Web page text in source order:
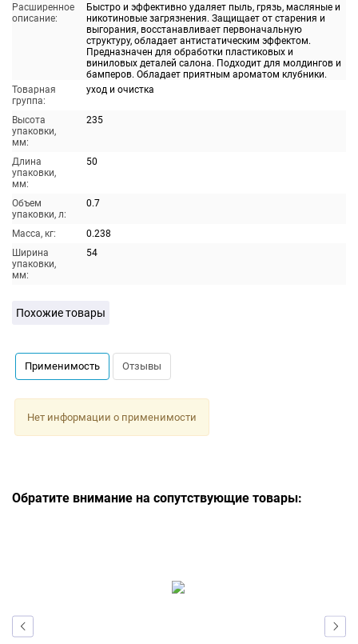
Расширенное
описание:
Быстро и эффективно удаляет пыль, грязь, масляные и
никотиновые загрязнения. Защищает от старения и
выгорания, восстанавливает первоначальную
структуру, обладает антистатическим эффектом.
Предназначен для обработки пластиковых и
виниловых деталей салона. Подходит для молдингов и
бамперов. Обладает приятным ароматом клубники.
Товарная
группа:
уход и очистка
Высота
упаковки,
мм:
235
Длина
упаковки,
мм:
50
Объем
упаковки, л:
0.7
Масса, кг:
0.238
Ширина
упаковки,
мм:
54
Похожие товары
Применимость Отзывы
Нет информации о применимости
Обратите внимание на сопутствующие товары: